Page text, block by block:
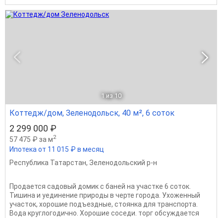
1 из 10
Коттедж/дом, Зеленодольск, 40 м², 6 соток
2 299 000 ₽
57 475 ₽ за м2
Ипотека от 11 015 ₽ в месяц
Республика Татарстан, Зеленодольский р-н
Продается садовый домик с баней на участке 6 соток.
Тишина и уединение природы в черте города. Ухоженный
участок, хорошие подъездные, стоянка для транспорта.
Вода круглогодично. Хорошие соседи. торг обсуждается